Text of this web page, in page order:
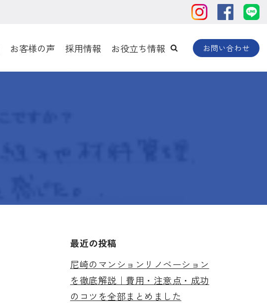
お客様の声 採用情報 お役立ち情報 お問い合わせ
最近の投稿
尼崎のマンションリノベーション
を徹底解説｜費用・注意点・成功
のコツを全部まとめました